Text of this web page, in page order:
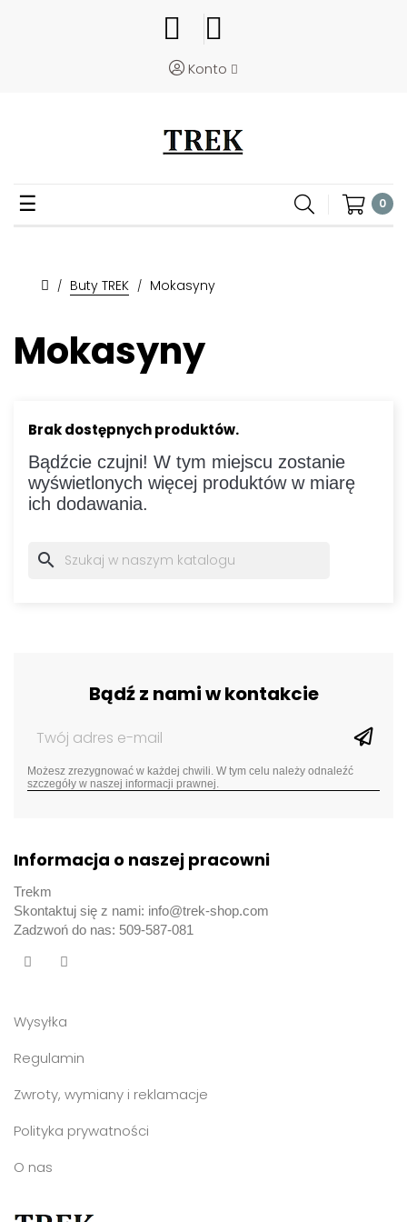
Konto
Toggle
☰ 0
Buty TREK Mokasyny
Mokasyny
Brak dostępnych produktów.
Bądźcie czujni! W tym miejscu zostanie
wyświetlonych więcej produktów w miarę
ich dodawania.
search
Bądź z nami w kontakcie
Możesz zrezygnować w każdej chwili. W tym celu należy odnaleźć
szczegóły w naszej informacji prawnej.
Informacja o naszej pracowni
Trekm
Skontaktuj się z nami: info@trek-shop.com
Zadzwoń do nas: 509-587-081
Wysyłka
Regulamin
Zwroty, wymiany i reklamacje
Polityka prywatności
O nas